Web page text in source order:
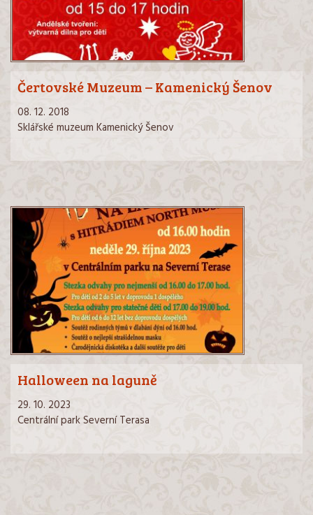
Čertovské Muzeum – Kamenický Šenov
08. 12. 2018
Sklářské muzeum Kamenický Šenov
Halloween na laguně
29. 10. 2023
Centrální park Severní Terasa